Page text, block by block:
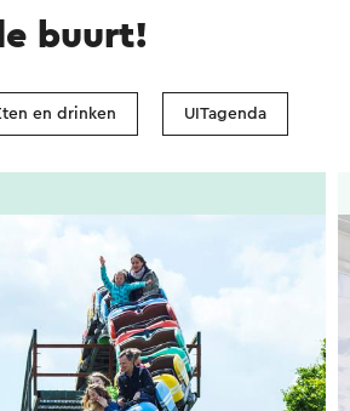
buurt!
en drinken UITagenda